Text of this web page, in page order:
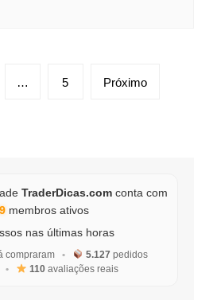
… 5 Próximo
TraderDicas.com conta com
membros ativos
nas últimas horas
compraram • 5.127 pedidos
• 110avaliações reais